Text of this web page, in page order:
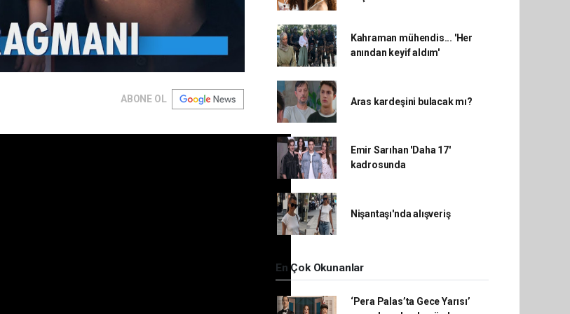
ABONE OL
Kahraman mühendis... 'Her
anından keyif aldım'
Aras kardeşini bulacak mı?
Emir Sarıhan 'Daha 17'
kadrosunda
Nişantaşı'nda alışveriş
En Çok Okunanlar
‘Pera Palas’ta Gece Yarısı’